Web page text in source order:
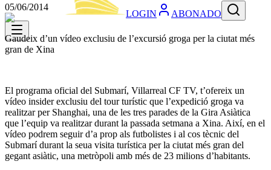
LOGIN ABONADO
05/06/2014
Gaudeix d’un vídeo exclusiu de l’excursió groga per la ciutat més
gran de Xina
El programa oficial del Submarí, Villarreal CF TV, t’ofereix un
vídeo insider exclusiu del tour turístic que l’expedició groga va
realitzar per Shanghai, una de les tres parades de la Gira Asiàtica
que l’equip va realitzar durant la passada setmana a Xina. Així, en el
vídeo podrem seguir d’a prop als futbolistes i al cos tècnic del
Submarí durant la seua visita turística per la ciutat més gran del
gegant asiàtic, una metròpoli amb més de 23 milions d’habitants.